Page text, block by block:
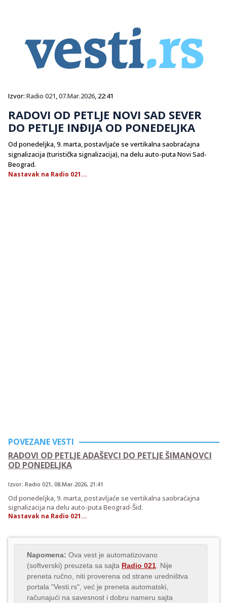
Izvor: Radio 021,07.Mar.2026, 22:41
RADOVI OD PETLJE NOVI SAD SEVER
DO PETLJE INĐIJA OD PONEDELJKA
Od ponedeljka, 9. marta, postavljaće se vertikalna saobraćajna
signalizacija (turistička signalizacija), na delu auto-puta Novi Sad-
Beograd.
Nastavak na Radio 021...
POVEZANE VESTI
RADOVI OD PETLJE ADAŠEVCI DO PETLJE ŠIMANOVCI
OD PONEDELJKA
Izvor: Radio 021 , 08.Mar.2026, 21:41
Od ponedeljka, 9. marta, postavljaće se vertikalna saobraćajna
signalizacija na delu auto-puta Beograd-Šid.
Nastavak na Radio 021...
Napomena: Ova vest je automatizovano
(softverski) preuzeta sa sajta Radio 021 . Nije
preneta ručno, niti proverena od strane uredništva
portala "Vesti.rs", već je preneta automatski,
računajući na savesnost i dobru nameru sajta